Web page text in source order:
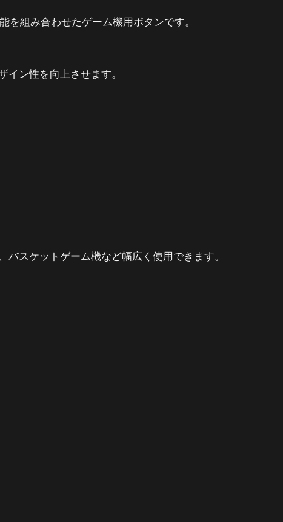
組み合わせたゲーム機用ボタンです。
ン性を向上させます。
スケットゲーム機など幅広く使用できます。